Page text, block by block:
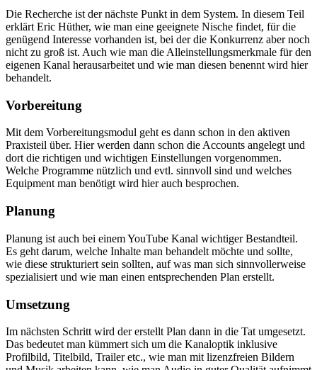
Die Recherche ist der nächste Punkt in dem System. In diesem Teil
erklärt Eric Hüther, wie man eine geeignete Nische findet, für die
genügend Interesse vorhanden ist, bei der die Konkurrenz aber noch
nicht zu groß ist. Auch wie man die Alleinstellungsmerkmale für den
eigenen Kanal herausarbeitet und wie man diesen benennt wird hier
behandelt.
Vorbereitung
Mit dem Vorbereitungsmodul geht es dann schon in den aktiven
Praxisteil über. Hier werden dann schon die Accounts angelegt und
dort die richtigen und wichtigen Einstellungen vorgenommen.
Welche Programme nützlich und evtl. sinnvoll sind und welches
Equipment man benötigt wird hier auch besprochen.
Planung
Planung ist auch bei einem YouTube Kanal wichtiger Bestandteil.
Es geht darum, welche Inhalte man behandelt möchte und sollte,
wie diese strukturiert sein sollten, auf was man sich sinnvollerweise
spezialisiert und wie man einen entsprechenden Plan erstellt.
Umsetzung
Im nächsten Schritt wird der erstellt Plan dann in die Tat umgesetzt.
Das bedeutet man kümmert sich um die Kanaloptik inklusive
Profilbild, Titelbild, Trailer etc., wie man mit lizenzfreien Bildern